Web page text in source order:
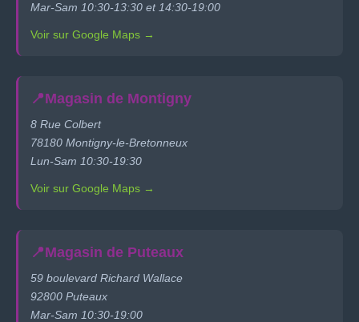
Mar-Sam 10:30-13:30 et 14:30-19:00
Voir sur Google Maps →
📍Magasin de Montigny
8 Rue Colbert
78180 Montigny-le-Bretonneux
Lun-Sam 10:30-19:30
Voir sur Google Maps →
📍Magasin de Puteaux
59 boulevard Richard Wallace
92800 Puteaux
Mar-Sam 10:30-19:00